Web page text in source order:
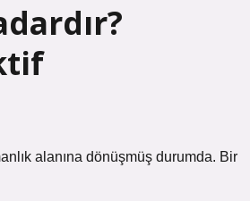
alanına dönüşmüş durumda. Bir